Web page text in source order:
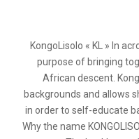
KongoLisolo « KL » In
purpose of bringing
African descent.
backgrounds and allows
in order to self-educate
Why the name